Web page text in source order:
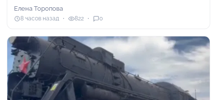
Елена Торопова
8 часов назад 822 0